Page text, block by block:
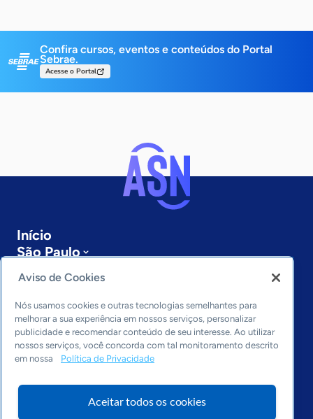
Confira cursos, eventos e conteúdos do Portal
Sebrae.
Acesse o Portal
Início
São Paulo
Sobre a ASN
Últimas notícias
Entre em contato
Editorias
Economia & Política
Inovação & Tecnologia
Cultura empreendedora
Arquivo
Aviso de Cookies
Nós usamos cookies e outras tecnologias semelhantes para
melhorar a sua experiência em nossos serviços, personalizar
publicidade e recomendar conteúdo de seu interesse. Ao utilizar
nossos serviços, você concorda com tal monitoramento descrito
em nossa
Política de Privacidade
Aceitar todos os cookies